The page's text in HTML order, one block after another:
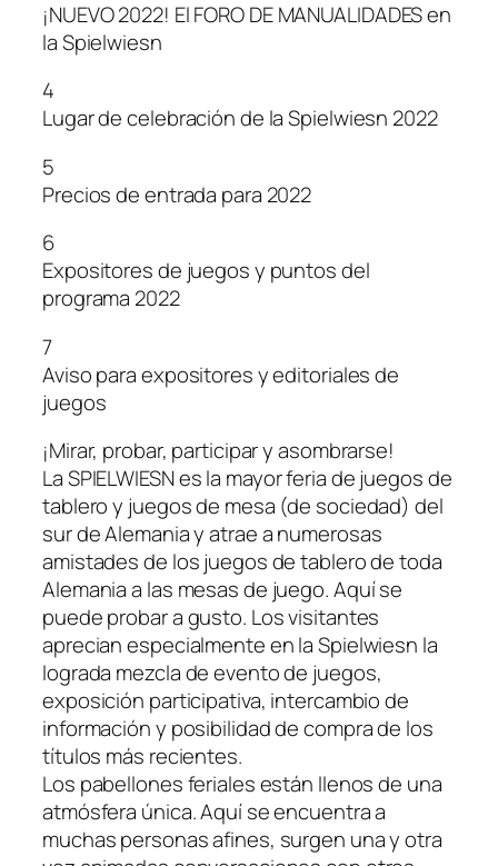
¡NUEVO 2022! El FORO DE MANUALIDADES en
la Spielwiesn
4
Lugar de celebración de la Spielwiesn 2022
5
Precios de entrada para 2022
6
Expositores de juegos y puntos del
programa 2022
7
Aviso para expositores y editoriales de
juegos
¡Mirar, probar, participar y asombrarse!
La SPIELWIESN es la mayor feria de juegos de
tablero y juegos de mesa (de sociedad) del
sur de Alemania y atrae a numerosas
amistades de los juegos de tablero de toda
Alemania a las mesas de juego. Aquí se
puede probar a gusto. Los visitantes
aprecian especialmente en la Spielwiesn la
lograda mezcla de evento de juegos,
exposición participativa, intercambio de
información y posibilidad de compra de los
títulos más recientes.
Los pabellones feriales están llenos de una
atmósfera única. Aquí se encuentra a
muchas personas afines, surgen una y otra